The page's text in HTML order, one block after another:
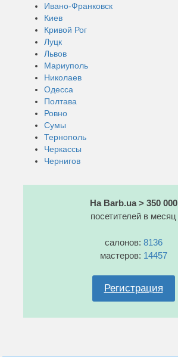
Ивано-Франковск
Киев
Кривой Рог
Луцк
Львов
Мариуполь
Николаев
Одесса
Полтава
Ровно
Сумы
Тернополь
Черкассы
Чернигов
На Barb.ua > 350 000
посетителей в месяц
салонов: 8136
мастеров: 14457
Регистрация